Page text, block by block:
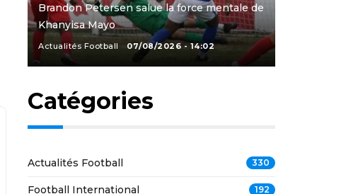
Brandon Petersen salue la force mentale de
Khanyisa Mayo
Actualités Football 07/08/2026 - 14:02
Catégories
Actualités Football 330
Football International 192